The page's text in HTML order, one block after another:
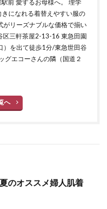
前 愛するお母様へ。 理学
になれる着替えやすい服の
がリーズナブルな価格で揃い
区三軒茶屋2-13-16 東急田園
）を出て徒歩1分/東急世田谷
グエコーさんの隣（国道２
へ
夏のオススメ婦人肌着